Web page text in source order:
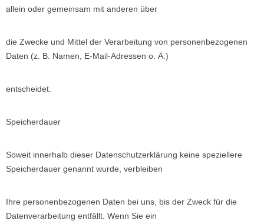
allein oder gemeinsam mit anderen über
die Zwecke und Mittel der Verarbeitung von personenbezogenen
Daten (z. B. Namen, E-Mail-Adressen o. Ä.)
entscheidet.
Speicherdauer
Soweit innerhalb dieser Datenschutzerklärung keine speziellere
Speicherdauer genannt wurde, verbleiben
Ihre personenbezogenen Daten bei uns, bis der Zweck für die
Datenverarbeitung entfällt. Wenn Sie ein